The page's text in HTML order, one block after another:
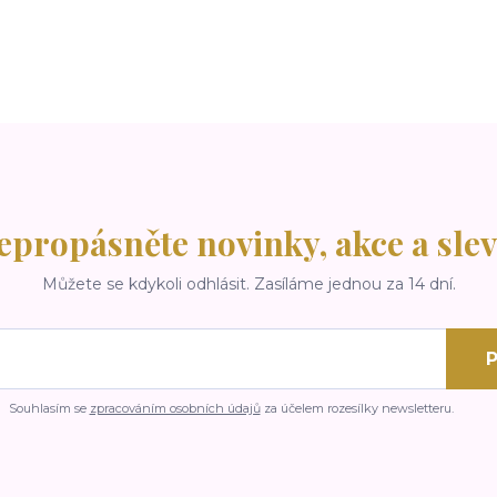
novinky, akce a
Můžete se kdykoli odhlásit. Zasíláme jednou za 14 dní.
Souhlasím se zpracováním osobních údajůza účelem rozesílky newsletteru.